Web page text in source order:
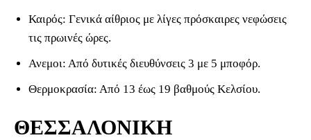
Καιρός: Γενικά αίθριος με λίγες πρόσκαιρες νεφώσεις
τις πρωινές ώρες.
Ανεμοι: Από δυτικές διευθύνσεις 3 με 5 μποφόρ.
Θερμοκρασία: Από 13 έως 19 βαθμούς Κελσίου.
ΘΕΣΣΑΛΟΝΙΚΗ